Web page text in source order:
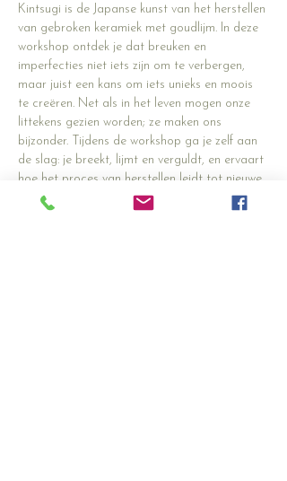
Kintsugi is de Japanse kunst van het herstellen
van gebroken keramiek met goudlijm. In deze
workshop ontdek je dat breuken en
imperfecties niet iets zijn om te verbergen,
maar juist een kans om iets unieks en moois
te creëren. Net als in het leven mogen onze
littekens gezien worden; ze maken ons
bijzonder. Tijdens de workshop ga je zelf aan
de slag: je breekt, lijmt en verguldt, en ervaart
hoe het proces van herstellen leidt tot nieuwe
schoonheid. Laat je verrassen door de kracht